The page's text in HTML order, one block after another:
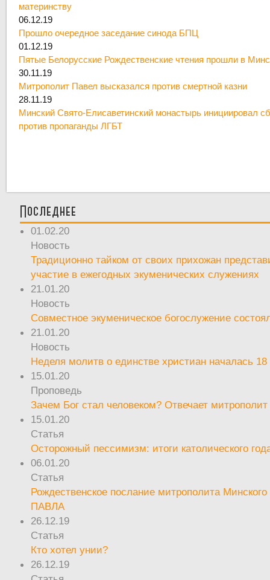
материнству
06.12.19
Прошло очередное заседание синода БПЦ
01.12.19
Пятые Белорусские Рождественские чтения прошли в
30.11.19
Митрополит Павел высказался против смертной казни
28.11.19
Минский Свято-Елисаветинский монастырь инициировал
против пропаганды ЛГБТ
Последнее
01.02.20
Новость
Традиционно тайком от своих прихожан
участие в ежегодных экуменических служениях
21.01.20
Новость
Совместное экуменическое богослужение
21.01.20
Новость
Неделя молитв о единстве христиан началась 18
15.01.20
Проповедь
Зачем Бог стал человеком? Отвечает
15.01.20
Статья
Осторожный пессимизм: итоги католического
06.01.20
Статья
Рождественское послание митрополита Минского
ПАВЛА
26.12.19
Статья
Кто хотел унии?
26.12.19